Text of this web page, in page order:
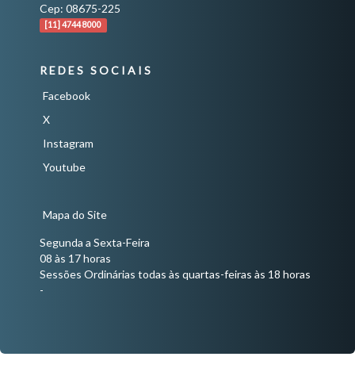
Cep: 08675-225
[11] 4744 8000
REDES SOCIAIS
Facebook
X
Instagram
Youtube
Mapa do Site
Segunda a Sexta-Feira
08 às 17 horas
Sessões Ordinárias todas às quartas-feiras às 18 horas
-